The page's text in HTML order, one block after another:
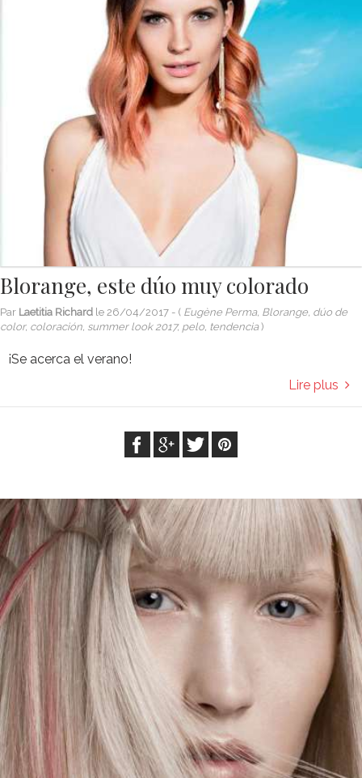
Blorange, este dúo muy colorado
Par Laetitia Richard le 26/04/2017 - ( Eugène Perma, Blorange, dúo de
color, coloración, summer look 2017, pelo, tendencia)
¡Se acerca el verano!
Lire plus